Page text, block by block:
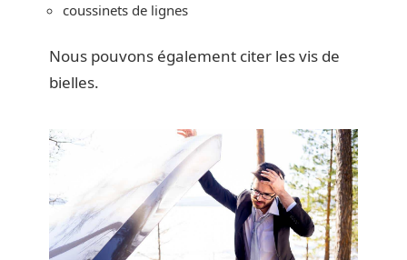
coussinets de lignes
Nous pouvons également citer les vis de
bielles.